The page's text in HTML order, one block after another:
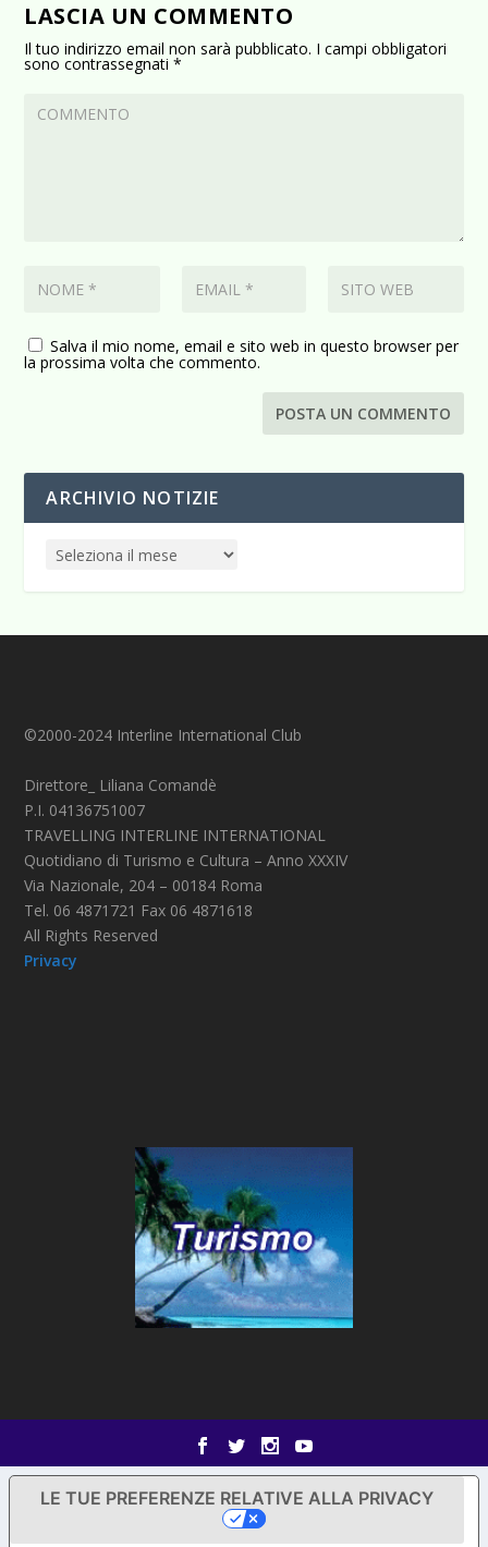
LASCIA UN COMMENTO
Il tuo indirizzo email non sarà pubblicato. I campi obbligatori
sono contrassegnati*
Salva il mio nome, email e sito web in questo browser per
la prossima volta che commento.
ARCHIVIO NOTIZIE
©2000-2024 Interline International Club
Direttore_ Liliana Comandè
P.I. 04136751007
TRAVELLING INTERLINE INTERNATIONAL
Quotidiano di Turismo e Cultura – Anno XXXIV
Via Nazionale, 204 – 00184 Roma
Tel. 06 4871721 Fax 06 4871618
All Rights Reserved
Privacy
LE TUE PREFERENZE RELATIVE ALLA PRIVACY